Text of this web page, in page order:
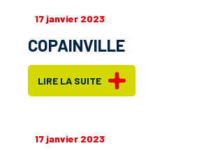
17 janvier 2023
COPAINVILLE
LIRE LA SUITE
17 janvier 2023